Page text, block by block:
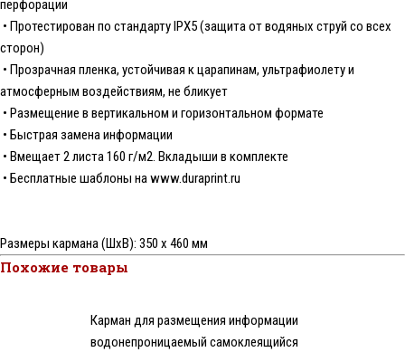
перфорации
• Протестирован по стандарту IPX5 (защита от водяных струй со всех
сторон)
• Прозрачная пленка, устойчивая к царапинам, ультрафиолету и
атмосферным воздействиям, не бликует
• Размещение в вертикальном и горизонтальном формате
• Быстрая замена информации
• Вмещает 2 листа 160 г/м2. Вкладыши в комплекте
• Бесплатные шаблоны наwww.duraprint.ru
Размеры кармана (ШхВ): 350 х 460 мм
Похожие товары
Карман для размещения информации
водонепроницаемый самоклеящийся